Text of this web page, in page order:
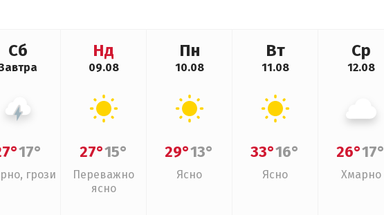
Сб
17°
грози
Нд
09.08
27°15°
Переважно
ясно
Пн
10.08
29°13°
Ясно
Вт
11.08
33°16°
Ясно
Ср
12.08
26°17°
Хмарно